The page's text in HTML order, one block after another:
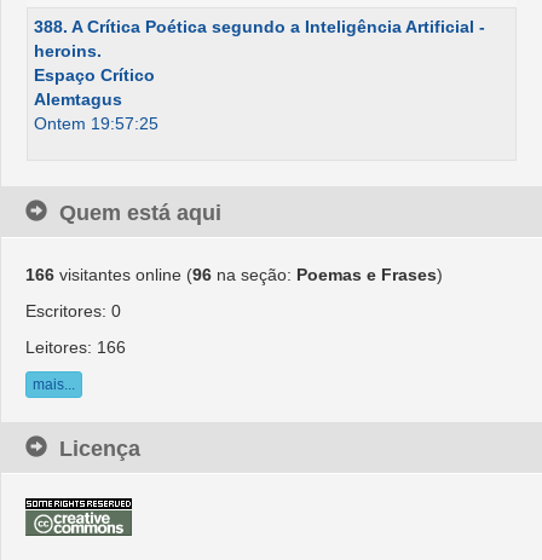
388. A Crítica Poética segundo a Inteligência Artificial -
heroins.
Espaço Crítico
Alemtagus
Ontem 19:57:25
Quem está aqui
166 visitantes online (96 na seção: Poemas e Frases)
Escritores: 0
Leitores: 166
mais...
Licença